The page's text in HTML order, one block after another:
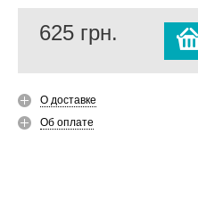
625 грн.
О доставке
Об оплате